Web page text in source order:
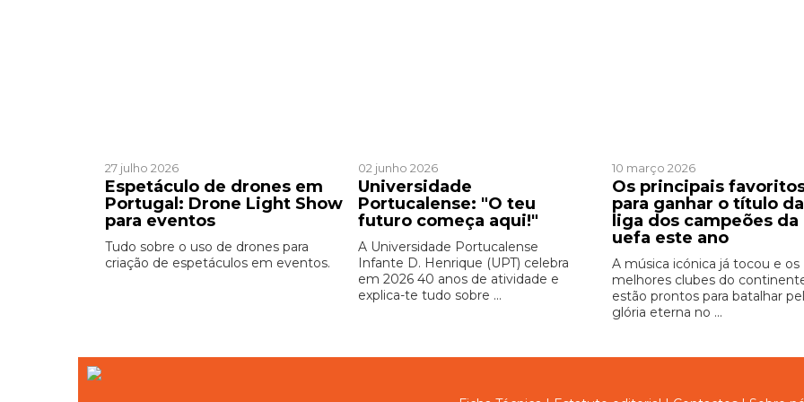
27 julho 2026
Espetáculo de drones em
Portugal: Drone Light Show
para eventos
Tudo sobre o uso de drones para
criação de espetáculos em eventos.
02 junho 2026
Universidade
Portucalense: "O teu
futuro começa aqui!"
A Universidade Portucalense
Infante D. Henrique (UPT) celebra
em 2026 40 anos de atividade e
explica-te tudo sobre ...
10 março 2026
Os principais
para ganhar o título da
liga dos campeões da
uefa este ano
A música icónica já tocou e os
melhores clubes do
estão prontos para batalhar
glória eterna no ...